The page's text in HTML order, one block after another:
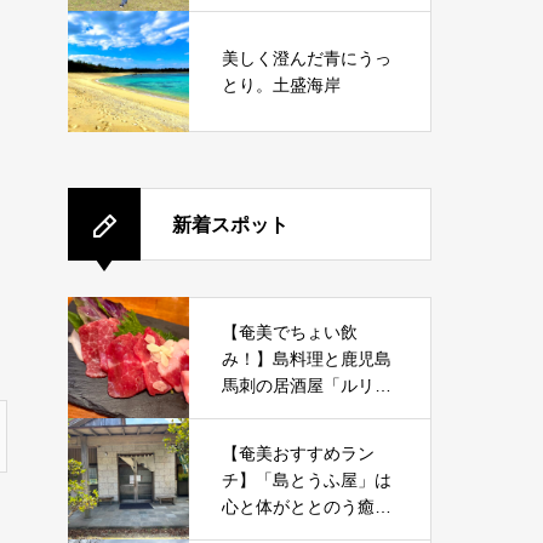
美しく澄んだ青にうっ
とり。土盛海岸
新着スポット
【奄美でちょい飲
み！】島料理と鹿児島
馬刺の居酒屋「ルリイ
つながる夜
【奄美おすすめラン
チ】「島とうふ屋」は
心と体がととのう癒し